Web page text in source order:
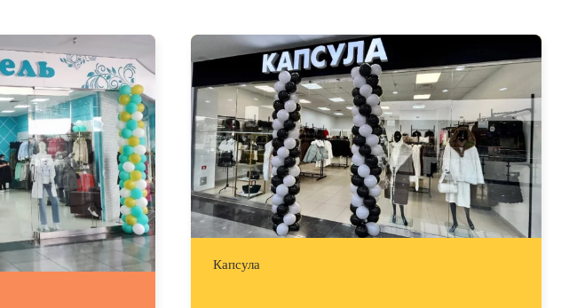
Капсула